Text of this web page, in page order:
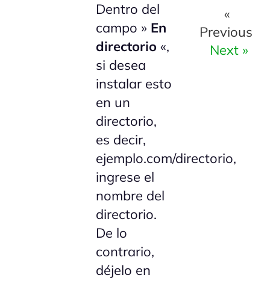
Dentro del
campo » En
directorio «,
si desea
instalar esto
en un
directorio,
es decir,
ejemplo.com/directorio,
ingrese el
nombre del
directorio.
De lo
contrario,
déjelo en
«
Previous
Next »